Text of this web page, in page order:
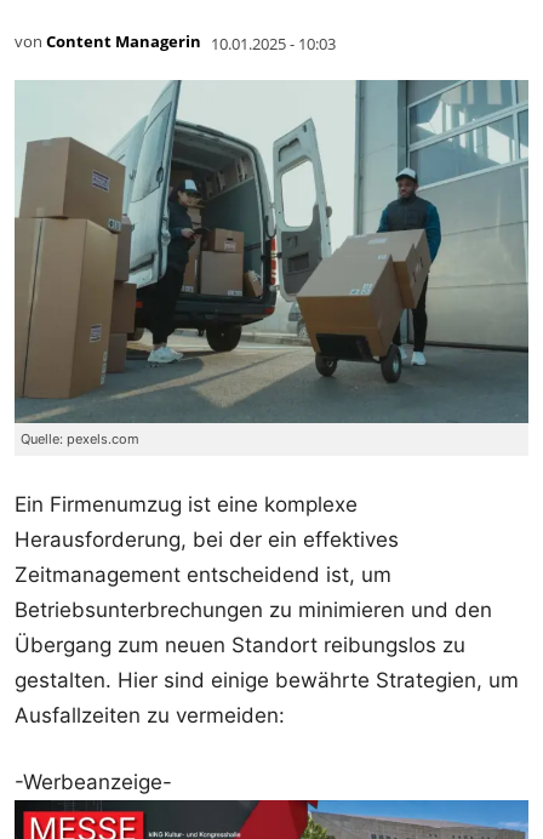
von Content Managerin 10.01.2025 - 10:03
Quelle: pexels.com
Ein Firmenumzug ist eine komplexe
Herausforderung, bei der ein effektives
Zeitmanagement entscheidend ist, um
Betriebsunterbrechungen zu minimieren und den
Übergang zum neuen Standort reibungslos zu
gestalten. Hier sind einige bewährte Strategien, um
Ausfallzeiten zu vermeiden:
-Werbeanzeige-